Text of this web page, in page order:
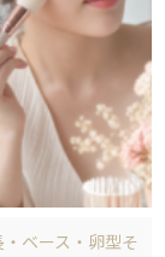
ベース・卵型そ